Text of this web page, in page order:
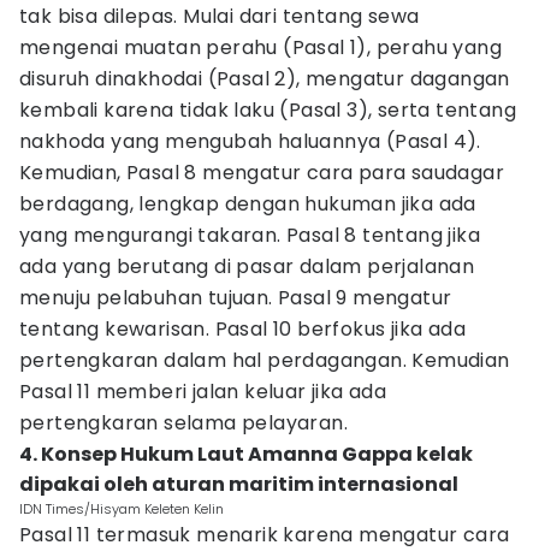
tak bisa dilepas. Mulai dari tentang sewa
mengenai muatan perahu (Pasal 1), perahu yang
disuruh dinakhodai (Pasal 2), mengatur dagangan
kembali karena tidak laku (Pasal 3), serta tentang
nakhoda yang mengubah haluannya (Pasal 4).
Kemudian, Pasal 8 mengatur cara para saudagar
berdagang, lengkap dengan hukuman jika ada
yang mengurangi takaran. Pasal 8 tentang jika
ada yang berutang di pasar dalam perjalanan
menuju pelabuhan tujuan. Pasal 9 mengatur
tentang kewarisan. Pasal 10 berfokus jika ada
pertengkaran dalam hal perdagangan. Kemudian
Pasal 11 memberi jalan keluar jika ada
pertengkaran selama pelayaran.
4. Konsep Hukum Laut Amanna Gappa kelak
dipakai oleh aturan maritim internasional
IDN Times/Hisyam Keleten Kelin
Pasal 11 termasuk menarik karena mengatur cara